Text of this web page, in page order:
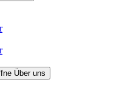
Über uns